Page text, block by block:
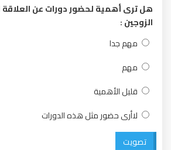
هل ترى أهمية لحضور دورات عن العلاقة
الزوجين :
مهم جدا
مهم
قليل الأهمية
لاأرى حضور مثل هذه الدورات
تصويت